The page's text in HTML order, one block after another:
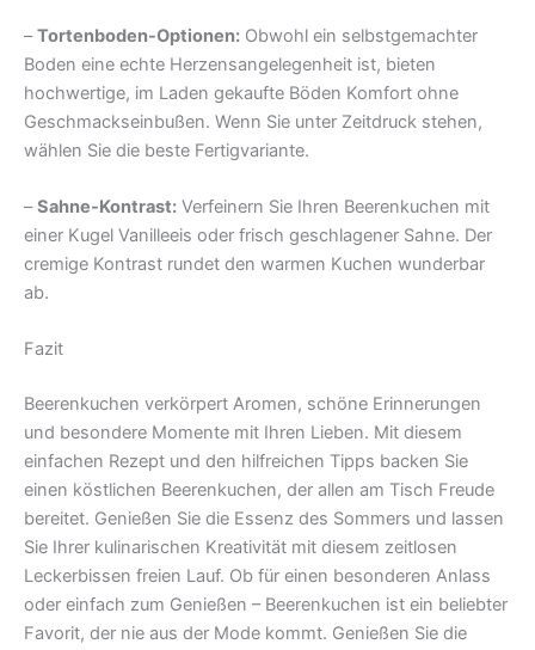
–Tortenboden-Optionen: Obwohl ein selbstgemachter
Boden eine echte Herzensangelegenheit ist, bieten
hochwertige, im Laden gekaufte Böden Komfort ohne
Geschmackseinbußen. Wenn Sie unter Zeitdruck stehen,
wählen Sie die beste Fertigvariante.
–Sahne-Kontrast: Verfeinern Sie Ihren Beerenkuchen mit
einer Kugel Vanilleeis oder frisch geschlagener Sahne. Der
cremige Kontrast rundet den warmen Kuchen wunderbar
ab.
Fazit
Beerenkuchen verkörpert Aromen, schöne Erinnerungen
und besondere Momente mit Ihren Lieben. Mit diesem
einfachen Rezept und den hilfreichen Tipps backen Sie
einen köstlichen Beerenkuchen, der allen am Tisch Freude
bereitet. Genießen Sie die Essenz des Sommers und lassen
Sie Ihrer kulinarischen Kreativität mit diesem zeitlosen
Leckerbissen freien Lauf. Ob für einen besonderen Anlass
oder einfach zum Genießen – Beerenkuchen ist ein beliebter
Favorit, der nie aus der Mode kommt. Genießen Sie die